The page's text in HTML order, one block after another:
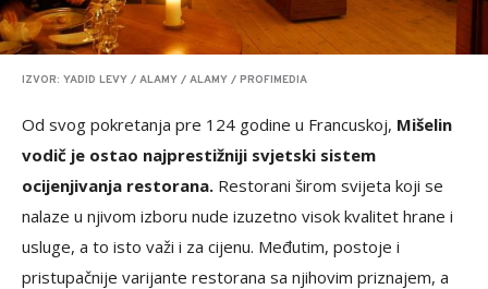
IZVOR: YADID LEVY / ALAMY / ALAMY / PROFIMEDIA
Od svog pokretanja pre 124 godine u Francuskoj, Mišelin
vodič je ostao najprestižniji svjetski sistem
ocijenjivanja restorana. Restorani širom svijeta koji se
nalaze u njivom izboru nude izuzetno visok kvalitet hrane i
usluge, a to isto važi i za cijenu. Međutim, postoje i
pristupačnije varijante restorana sa njihovim priznajem, a